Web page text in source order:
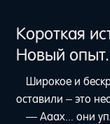
Короткая
Новый опыт.
Широкое и
оставили – это
— Ааах... они